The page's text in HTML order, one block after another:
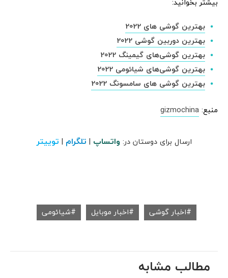
بهترین گوشی های 2022
بهترین دوربین گوشی 2022
بهترین گوشی‌های گیمینگ 2022
بهترین گوشی‌های شیائومی 2022
بهترین گوشی های سامسونگ 2022
منبع: gizmochina
ارسال برای دوستان در: واتساپ | تلگرام | توییتر
اخبار گوشی اخبار موبایل شیائومی
مطالب مشابه